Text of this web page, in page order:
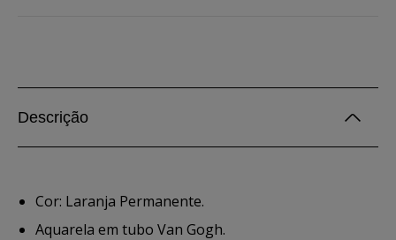
Descrição
Cor: Laranja Permanente.
Aquarela em tubo Van Gogh.